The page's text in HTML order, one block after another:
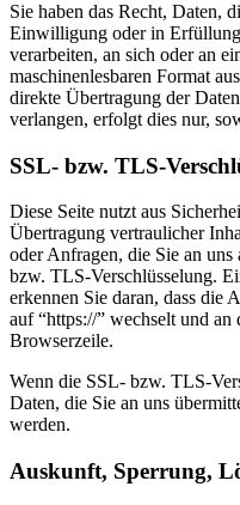
Sie haben das Recht, Daten,
Einwilligung oder in Erfüllung
verarbeiten, an sich oder an
maschinenlesbaren Format
direkte Übertragung der
verlangen, erfolgt dies nur,
SSL- bzw. TLS-
Diese Seite nutzt aus
Übertragung vertraulicher
oder Anfragen, die Sie an uns
bzw. TLS-Verschlüsselung.
erkennen Sie daran, dass die
auf “https://” wechselt und
Browserzeile.
Wenn die SSL- bzw. TLS-
Daten, die Sie an uns
werden.
Auskunft, Sperrung,